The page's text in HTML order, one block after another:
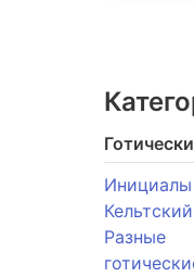
Инициалы
Кельтский
Разные